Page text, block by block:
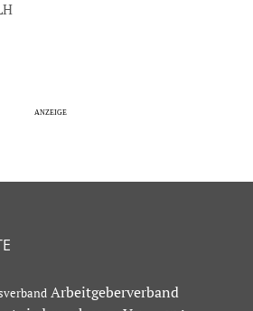
Arbeitgeberverband